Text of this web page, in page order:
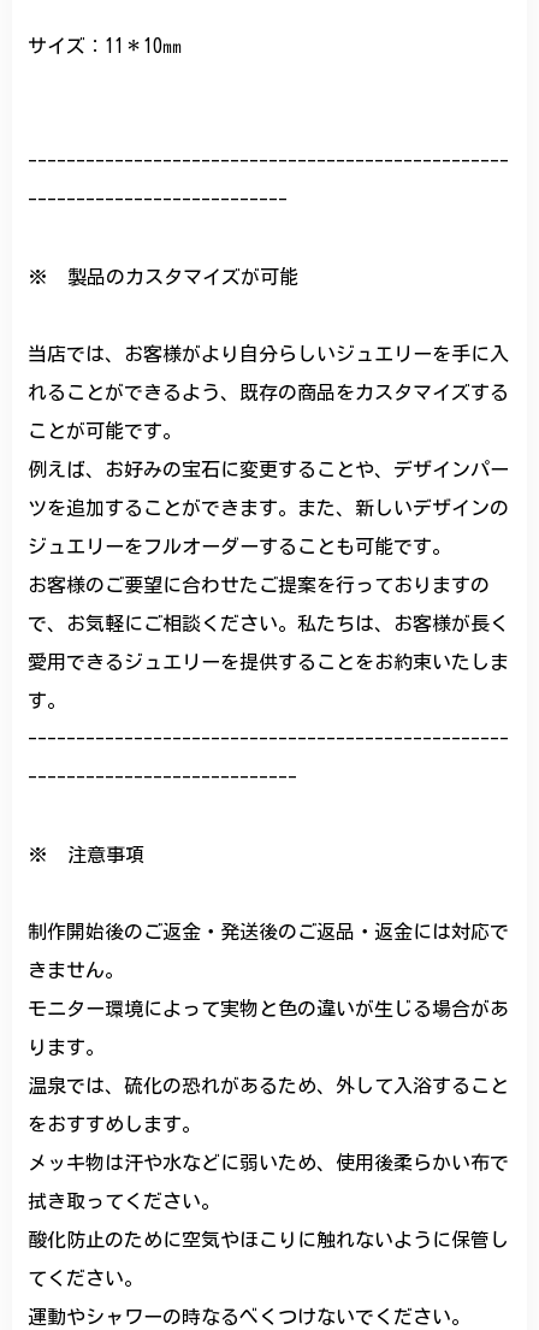
サイズ：11＊10㎜
--------------------------------------------------
---------------------------
※ 製品のカスタマイズが可能
当店では、お客様がより自分らしいジュエリーを手に入
れることができるよう、既存の商品をカスタマイズする
ことが可能です。
例えば、お好みの宝石に変更することや、デザインパー
ツを追加することができます。また、新しいデザインの
ジュエリーをフルオーダーすることも可能です。
お客様のご要望に合わせたご提案を行っておりますの
で、お気軽にご相談ください。私たちは、お客様が長く
愛用できるジュエリーを提供することをお約束いたしま
す。
--------------------------------------------------
----------------------------
※ 注意事項
制作開始後のご返金・発送後のご返品・返金には対応で
きません。
モニター環境によって実物と色の違いが生じる場合があ
ります。
温泉では、硫化の恐れがあるため、外して入浴すること
をおすすめします。
メッキ物は汗や水などに弱いため、使用後柔らかい布で
拭き取ってください。
酸化防止のために空気やほこりに触れないように保管し
てください。
運動やシャワーの時なるべくつけないでください。